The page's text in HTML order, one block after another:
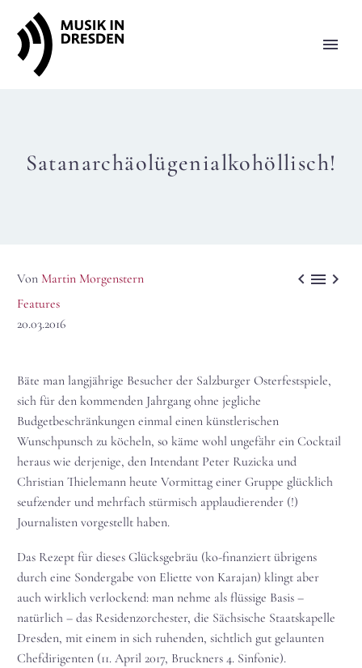
Satanarchäolügenialkohöllisch!
  
Von Martin Morgenstern
Features
20.03.2016
Bäte man langjährige Besucher der Salzburger Osterfestspiele,
sich für den kommenden Jahrgang ohne jegliche
Budgetbeschränkungen einmal einen künstlerischen
Wunschpunsch zu köcheln, so käme wohl ungefähr ein Cocktail
heraus wie derjenige, den Intendant Peter Ruzicka und
Christian Thielemann heute Vormittag einer Gruppe glücklich
seufzender und mehrfach stürmisch applaudierender (!)
Journalisten vorgestellt haben.
Das Rezept für dieses Glücksgebräu (ko-finanziert übrigens
durch eine Sondergabe von Eliette von Karajan) klingt aber
auch wirklich verlockend: man nehme als flüssige Basis –
natürlich – das Residenzorchester, die Sächsische Staatskapelle
Dresden, mit einem in sich ruhenden, sichtlich gut gelaunten
Chefdirigenten (11. April 2017, Bruckners 4. Sinfonie).